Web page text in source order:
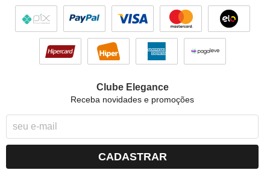
Clube Elegance
Receba novidades e promoções
CADASTRAR